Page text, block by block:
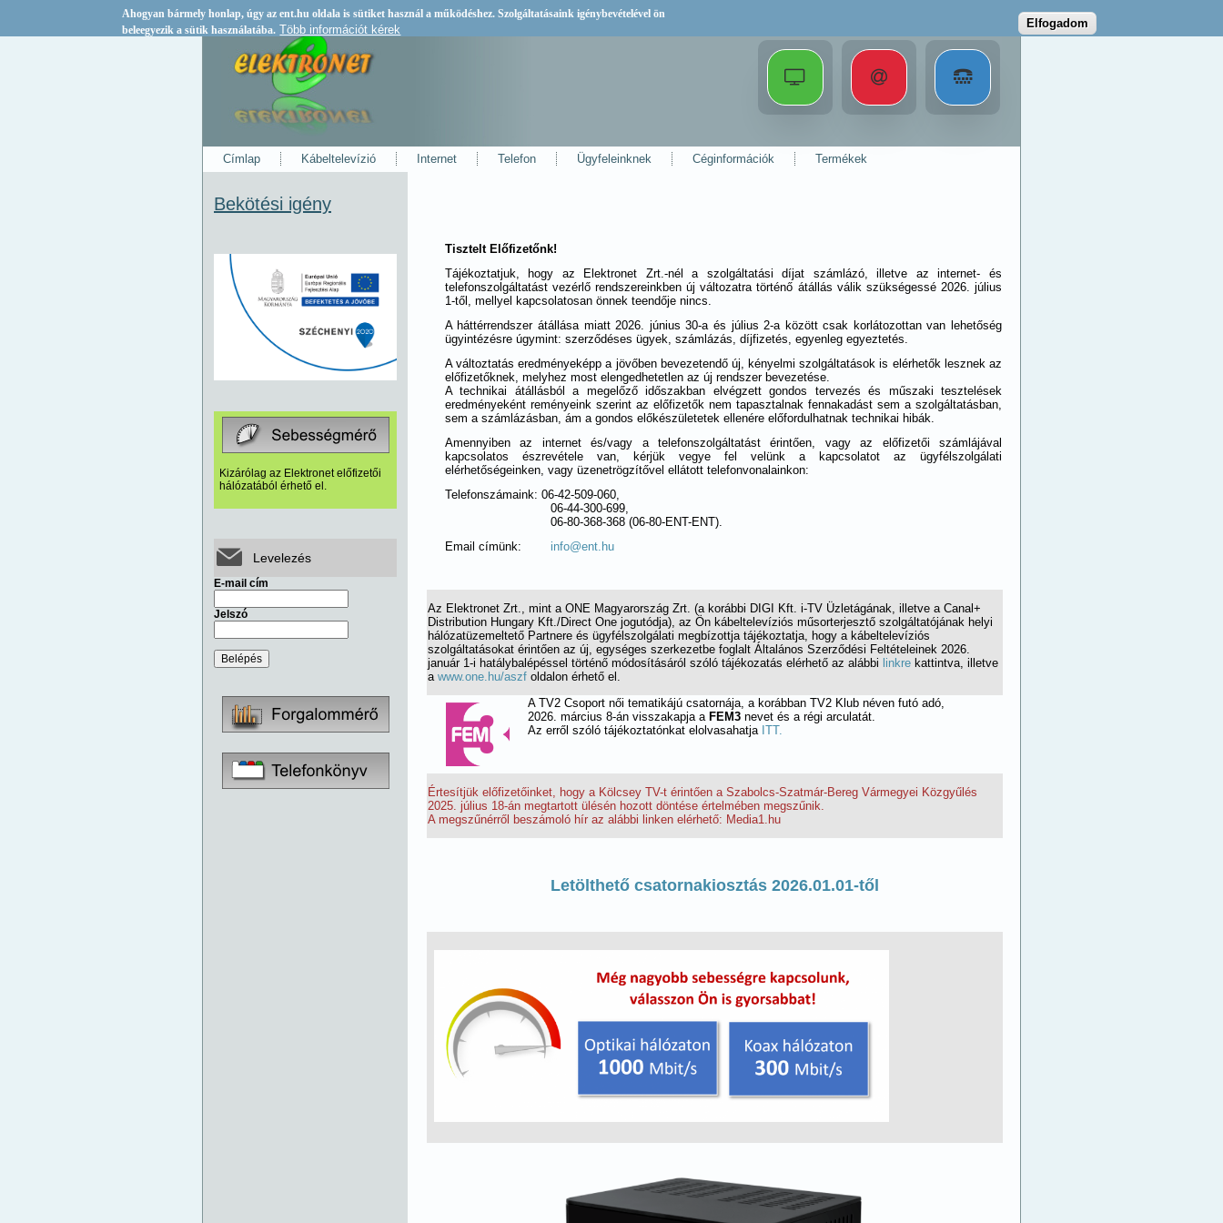
Ahogyan bármely honlap, úgy azent.hu oldala is sütiket használ a működéshez. Szolgáltatásaink igénybevételével ön
beleegyezik a sütik használatába. Több információt kérek Elfogadom
Címlap Kábeltelevízió Internet Telefon Ügyfeleinknek Céginformációk Termékek
Bekötési igény
Kizárólag az Elektronet előfizetői
hálózatából érhető el.
Levelezés
E-mail cím
Jelszó
Tisztelt Előfizetőnk!
Tájékoztatjuk, hogy az Elektronet Zrt.-nél a szolgáltatási díjat számlázó, illetve az internet- és
telefonszolgáltatást vezérlő rendszereinkben új változatra történő átállás válik szükségessé 2026. július
1-től, mellyel kapcsolatosan önnek teendője nincs.
A háttérrendszer átállása miatt 2026. június 30-a és július 2-a között csak korlátozottan van lehetőség
ügyintézésre úgymint: szerződéses ügyek, számlázás, díjfizetés, egyenleg egyeztetés.
A változtatás eredményeképp a jövőben bevezetendő új, kényelmi szolgáltatások is elérhetők lesznek az
előfizetőknek, melyhez most elengedhetetlen az új rendszer bevezetése.
A technikai átállásból a megelőző időszakban elvégzett gondos tervezés és műszaki tesztelések
eredményeként reményeink szerint az előfizetők nem tapasztalnak fennakadást sem a szolgáltatásban,
sem a számlázásban, ám a gondos előkészületetek ellenére előfordulhatnak technikai hibák.
Amennyiben az internet és/vagy a telefonszolgáltatást érintően, vagy az előfizetői számlájával
kapcsolatos észrevétele van, kérjük vegye fel velünk a kapcsolatot az ügyfélszolgálati
elérhetőségeinken, vagy üzenetrögzítővel ellátott telefonvonalainkon:
Telefonszámaink: 06-42-509-060,
06-44-300-699,
06-80-368-368 (06-80-ENT-ENT).
Email címünk: info@ent.hu
Az Elektronet Zrt., mint a ONE Magyarország Zrt. (a korábbi DIGI Kft. i-TV Üzletágának, illetve a Canal+
Distribution Hungary Kft./Direct One jogutódja), az Ön kábeltelevíziós műsorterjesztő szolgáltatójának helyi
hálózatüzemeltető Partnere és ügyfélszolgálati megbízottja tájékoztatja, hogy a kábeltelevíziós
szolgáltatásokat érintően az új, egységes szerkezetbe foglalt Általános Szerződési Feltételeinek 2026.
január 1-i hatálybalépéssel történő módosításáról szóló tájékozatás elérhető az alábbi linkre kattintva, illetve
a www.one.hu/aszf oldalon érhető el.
A TV2 Csoport női tematikájú csatornája, a korábban TV2 Klub néven futó adó,
2026. március 8-án visszakapja a FEM3 nevet és a régi arculatát.
Az erről szóló tájékoztatónkat elolvasahatja ITT.
Értesítjük előfizetőinket, hogy a Kölcsey TV-t érintően a Szabolcs-Szatmár-Bereg Vármegyei Közgyűlés
2025. július 18-án megtartott ülésén hozott döntése értelmében megszűnik.
A megszűnérről beszámoló hír az alábbi linken elérhető: Media1.hu
Letölthető csatornakiosztás 2026.01.01-től